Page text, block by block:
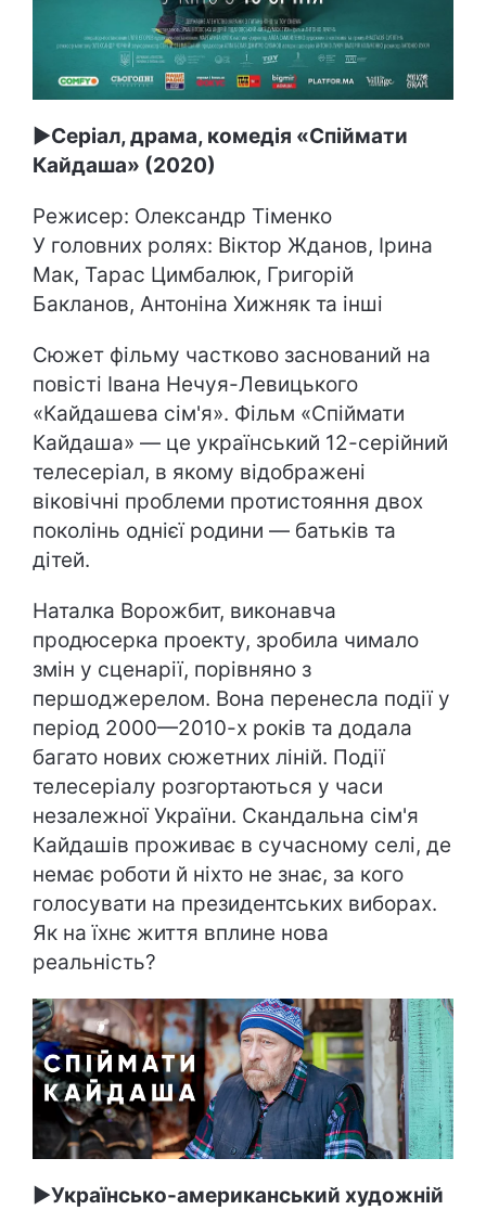
►Серіал, драма, комедія «Спіймати
Кайдаша» (2020)
Режисер: Олександр Тіменко
У головних ролях: Віктор Жданов, Ірина
Мак, Тарас Цимбалюк, Григорій
Бакланов, Антоніна Хижняк та інші
Сюжет фільму частково заснований на
повісті Івана Нечуя-Левицького
«Кайдашева сім'я». Фільм «Спіймати
Кайдаша» — це український 12-серійний
телесеріал, в якому відображені
віковічні проблеми протистояння двох
поколінь однієї родини — батьків та
дітей.
Наталка Ворожбит, виконавча
продюсерка проекту, зробила чимало
змін у сценарії, порівняно з
першоджерелом. Вона перенесла події у
період 2000—2010-х років та додала
багато нових сюжетних ліній. Події
телесеріалу розгортаються у часи
незалежної України. Скандальна сім'я
Кайдашів проживає в сучасному селі, де
немає роботи й ніхто не знає, за кого
голосувати на президентських виборах.
Як на їхнє життя вплине нова
реальність?
►Українсько-американський художній